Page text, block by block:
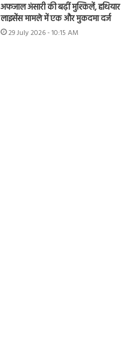
अफजाल अंसारी की बढ़ीं मुश्किलें, हथियार
लाइसेंस मामले में एक और मुकदमा दर्ज
29 July 2026 - 10:15 AM